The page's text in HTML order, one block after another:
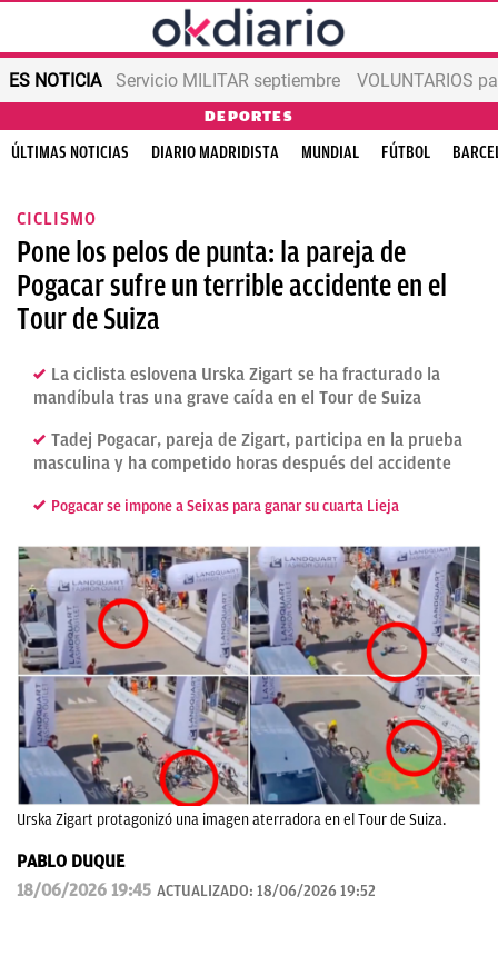
ES NOTICIA Servicio MILITAR septiembre VOLUNTARIOS
DEPORTES
ÚLTIMAS NOTICIAS DIARIO MADRIDISTA MUNDIAL FÚTBOL
CICLISMO
Pone los pelos de punta: la pareja de
Pogacar sufre un terrible accidente en el
Tour de Suiza
La ciclista eslovena Urska Zigart se ha fracturado la
mandíbula tras una grave caída en el Tour de Suiza
Tadej Pogacar, pareja de Zigart, participa en la prueba
masculina y ha competido horas después del accidente
Pogacar se impone a Seixas para ganar su cuarta Lieja
Urska Zigart protagonizó una imagen aterradora en el Tour de Suiza.
PABLO DUQUE
18/06/2026 19:45 ACTUALIZADO: 18/06/2026 19:52